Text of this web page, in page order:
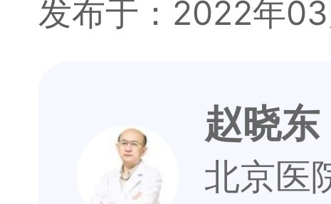
发布于：2022年03
赵晓东
北京医